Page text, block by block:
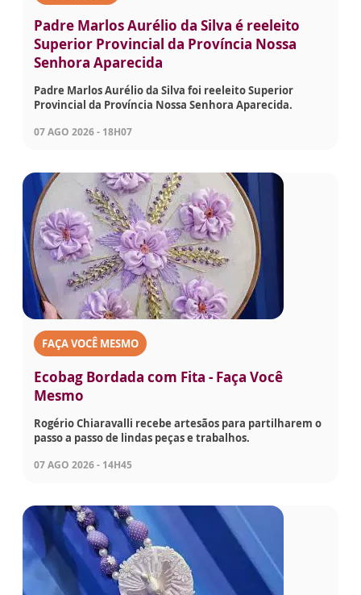
Padre Marlos Aurélio da Silva é reeleito
Superior Provincial da Província Nossa
Senhora Aparecida
Padre Marlos Aurélio da Silva foi reeleito Superior
Provincial da Província Nossa Senhora Aparecida.
07 AGO 2026 - 18H07
FAÇA VOCÊ MESMO
Ecobag Bordada com Fita - Faça Você
Mesmo
Rogério Chiaravalli recebe artesãos para partilharem o
passo a passo de lindas peças e trabalhos.
07 AGO 2026 - 14H45